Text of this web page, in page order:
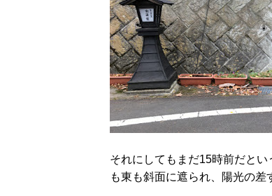
それにしてもまだ15時前だと
も東も斜面に遮られ、陽光の差